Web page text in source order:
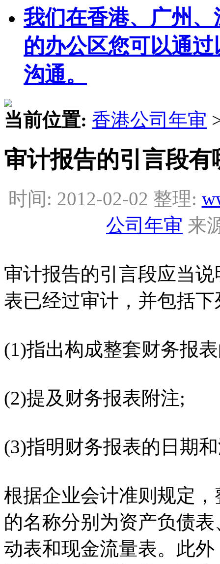
我们在香港、广州
的办公区您可以通
沟通。
当前位置: 香港公司年审
审计报告的引言段
时间: 2012-02-02 整理:
公司年审 来
审计报告的引言段应当
表已经过审计，并包括
(1)指出构成整套财务报
(2)提及财务报表附注;
(3)指明财务报表的日期
根据企业会计准则规定
的名称分别为资产负债
动表和现金流量表。此